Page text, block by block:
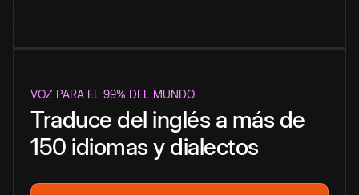
VOZ PARA EL 99% DEL MUNDO
Traduce del inglés a más de
150 idiomas y dialectos